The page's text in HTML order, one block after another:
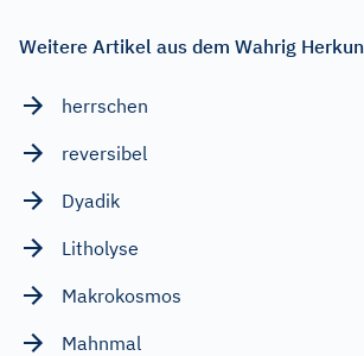
Weitere Artikel aus dem Wahrig
herrschen
reversibel
Dyadik
Litholyse
Makrokosmos
Mahnmal